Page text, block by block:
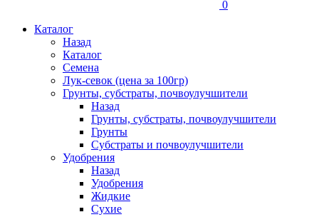
0
Каталог
Назад
Каталог
Семена
Лук-севок (цена за 100гр)
Грунты, субстраты, почвоулучшители
Назад
Грунты, субстраты, почвоулучшители
Грунты
Субстраты и почвоулучшители
Удобрения
Назад
Удобрения
Жидкие
Сухие